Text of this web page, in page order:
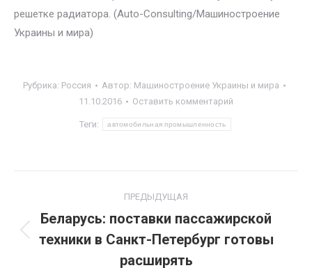
решетке радиатора. (Auto-Consulting/Машиностроение
Украины и мира)
Рубрика: Россия Автор: Машиностроение Украины и мира
11.10.2016
Оставить комментарий
Теги: автомобильная промышленность
по
записям
ПРЕДЫДУЩАЯ
Предыдущая
запись:
Беларусь: поставки пассажирской
техники в Санкт-Петербург готовы
расширять